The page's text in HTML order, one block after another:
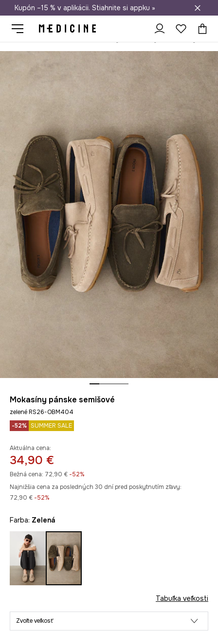
Doprava zadarmo od 50 €
Kupón –15 % v aplikácii. Stiahnite si appku »
Mokasíny pánske semišové
zelené RS26-OBM404
-52% SUMMER SALE
Aktuálna cena:
34,90 €
Bežná cena: 72,90 € -52%
Najnižšia cena za posledných 30 dní pred poskytnutím zľavy:
72,90 € -52%
Farba: zelená
Tabuľka veľkosti
Zvoľte veľkosť